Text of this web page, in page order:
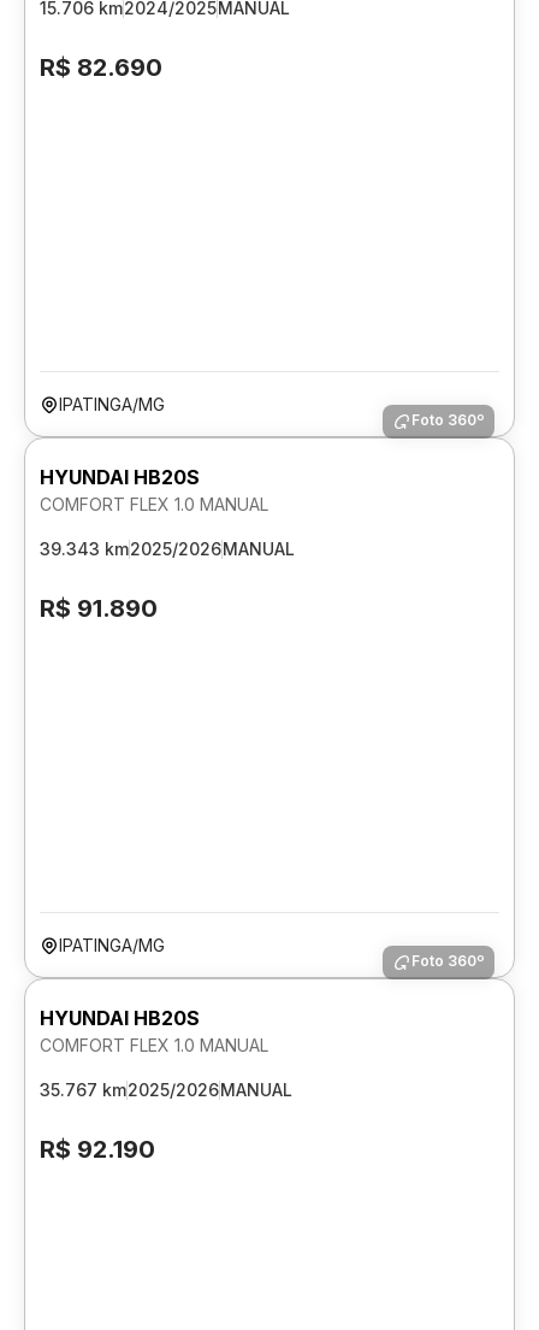
15.706 km2024/2025MANUAL
R$ 82.690
IPATINGA/MG
Foto 360º
HYUNDAI HB20S
COMFORT FLEX 1.0 MANUAL
39.343 km2025/2026MANUAL
R$ 91.890
IPATINGA/MG
Foto 360º
HYUNDAI HB20S
COMFORT FLEX 1.0 MANUAL
35.767 km2025/2026MANUAL
R$ 92.190